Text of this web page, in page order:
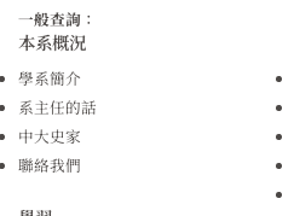
一般查詢：
本系概況
學系簡介
系主任的話
中大史家
聯絡我們